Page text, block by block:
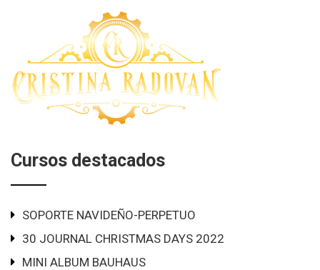
Cursos destacados
SOPORTE NAVIDEÑO-PERPETUO
30 JOURNAL CHRISTMAS DAYS 2022
MINI ALBUM BAUHAUS